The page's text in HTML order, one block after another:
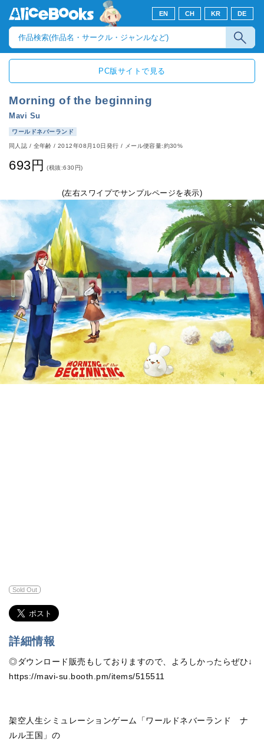
EN CH KR DE
PC版サイトで見る
Morning of the beginning
Mavi Su
ワールドネバーランド
同人誌 / 全年齢/2012年08月10日発行 / メール便容量:約30%
693円 (税抜:630円)
(左右スワイプでサンプルページを表示)
Sold Out
詳細情報
◎ダウンロード販売もしておりますので、よろしかったらぜひ↓
https://mavi-su.booth.pm/items/515511
架空人生シミュレーションゲーム「ワールドネバーランド ナ
ルル王国」の